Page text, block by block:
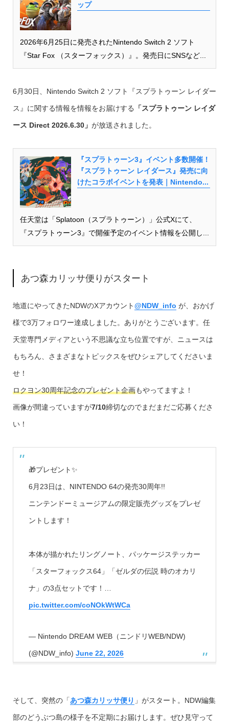
ップ
2026年6月25日に発売されたNintendo Switch 2 ソフト
『Star Fox （スターフォックス）』。発売日にSNSなど...
6月30日、Nintendo Switch 2 ソフト『スプラトゥーン レイダー
ス』に関する情報を情報をお届けする 「スプラトゥーン レイダ
ース Direct 2026.6.30」 が放送されました。
『スプラトゥーン3』イベント多数開催！
『スプラトゥーン レイダース』発売に向
けたコラボイベントを発表｜Nintendo...
任天堂は「Splatoon（スプラトゥーン）」公式Xにて、
『スプラトゥーン3』で開催予定のイベント情報を公開し...
あつ森カリッサ便りがスタート
地道にやってきたNDWのXアカウント@NDW_info が、おかげ
様で3万フォロワー達成しました。ありがとうございます。任
天堂専門メディアという不思議な立ち位置ですが、ニュースは
もちろん、さまざまなトピックスをぜひシェアしてくださいま
せ！
ロクヨン30周年記念のプレゼント企画もやってますよ！
画像が間違っていますが7/10締切なのでまだまだご応募くださ
い！
🎁プレゼント✨
6月23日は、NINTENDO 64の発売30周年!!
ニンテンドーミュージアムの限定販売グッズをプレゼ
ントします！
本体が描かれたリングノート、パッケージステッカー
「スターフォックス64」「ゼルダの伝説 時のオカリ
ナ」の3点セットです！…
pic.twitter.com/coNOkWtWCa
— Nintendo DREAM WEB（ニンドリWEB/NDW)
(@NDW_info) June 22, 2026
そして、突然の「あつ森カリッサ便り 」がスタート。NDW編集
部のどうぶつ島の様子を不定期にお届けします。ぜひ見守って